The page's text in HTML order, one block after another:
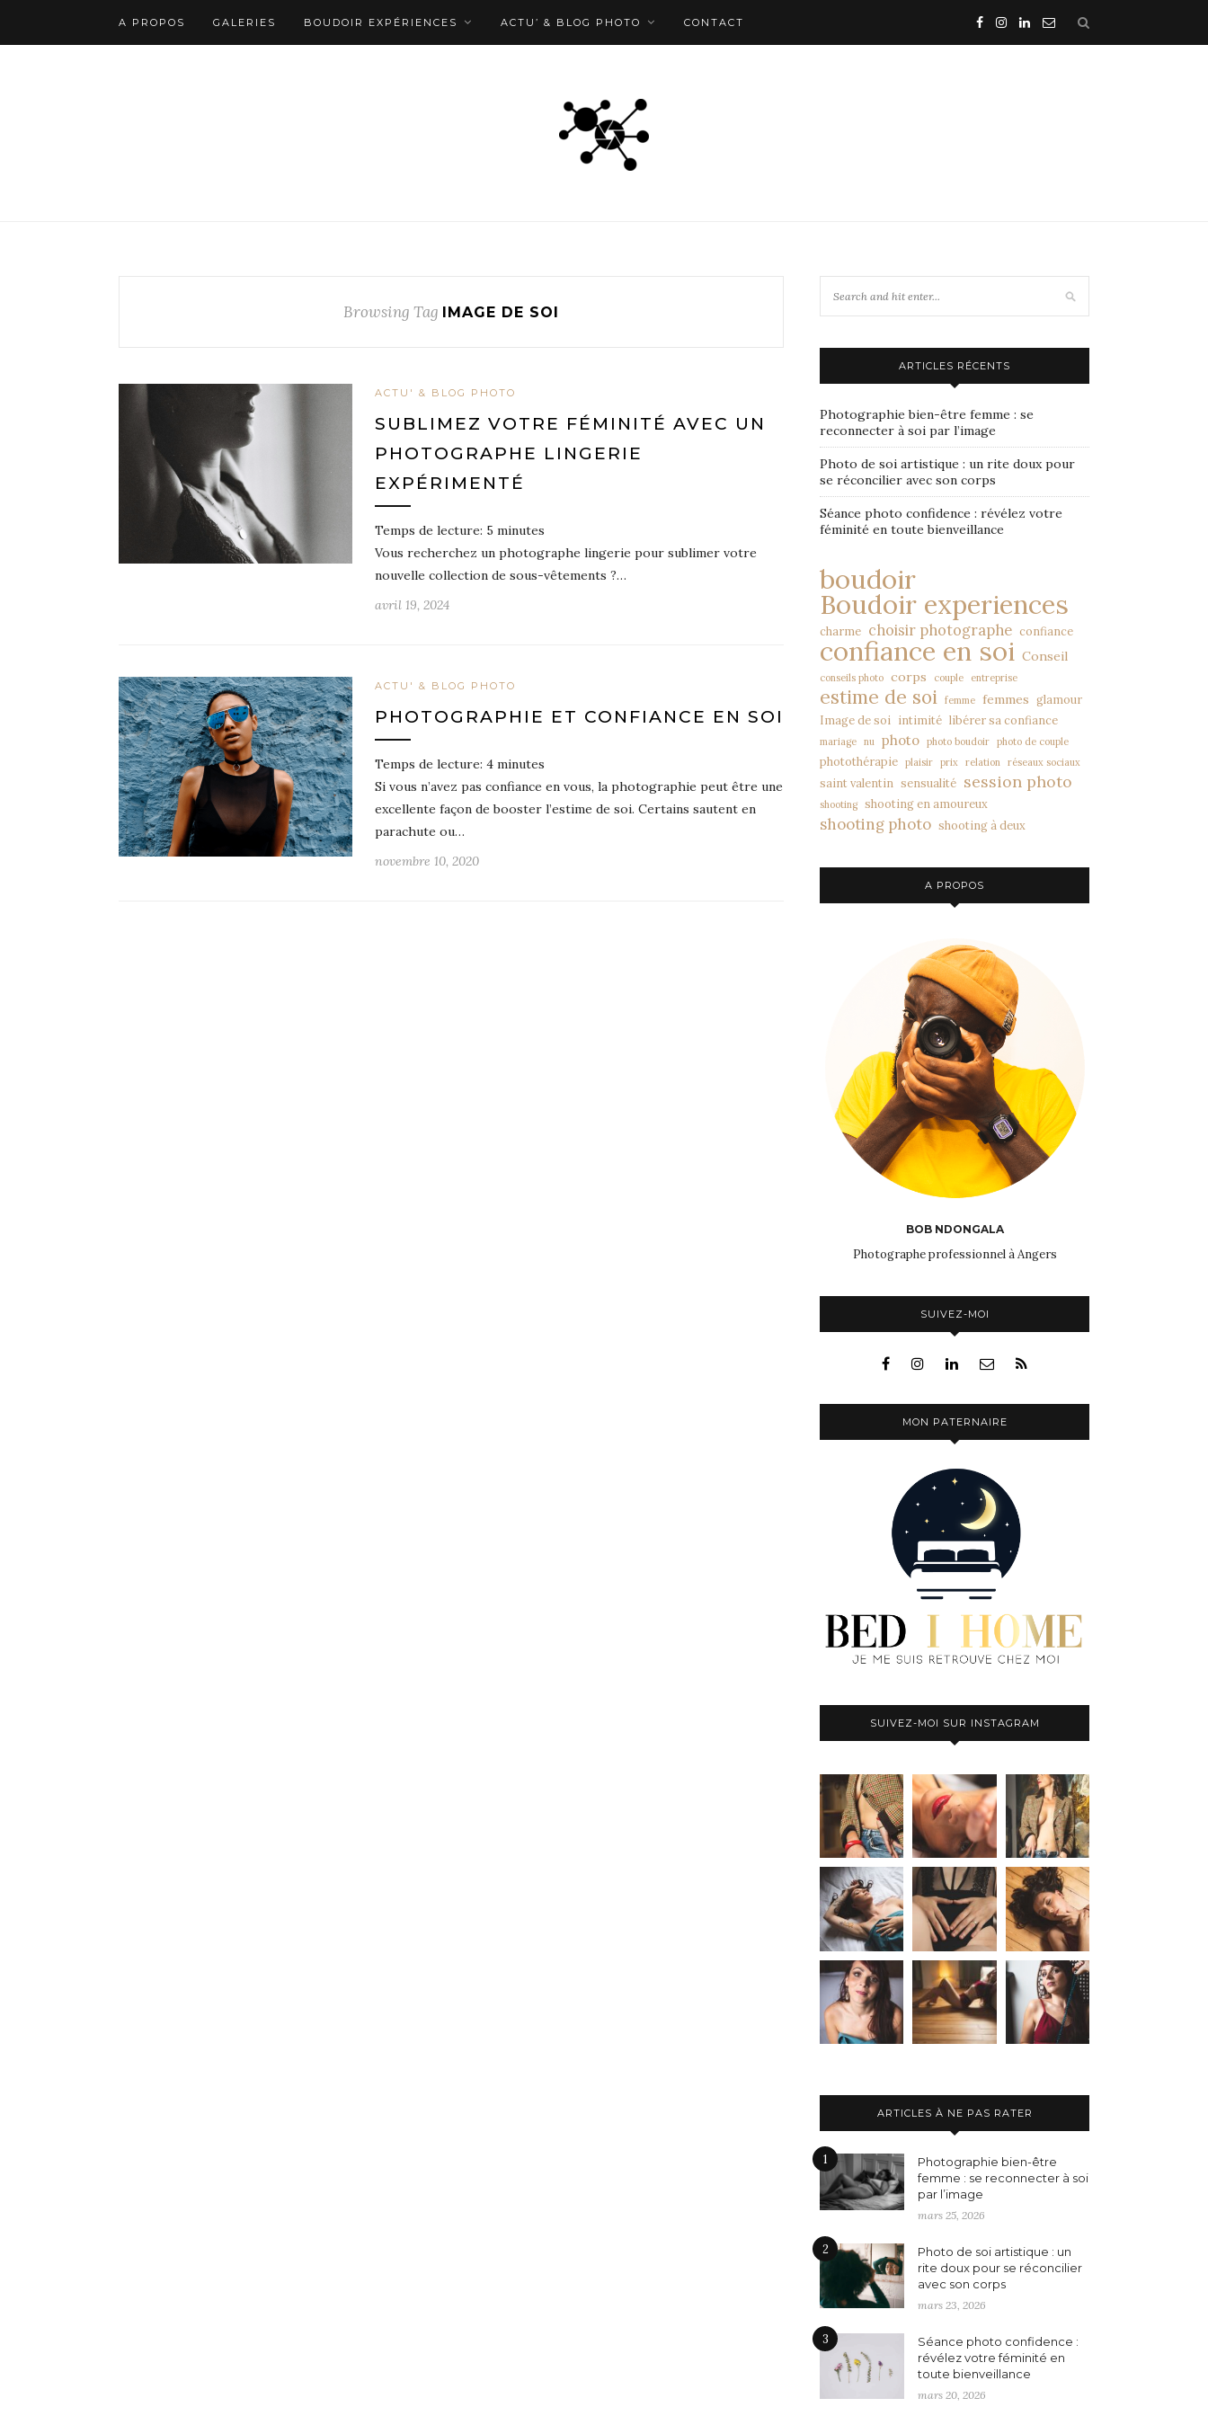
A PROPOS GALERIES BOUDOIR EXPÉRIENCES ACTU’ & BLOG PHOTO CONTACT
Browsing Tag IMAGE DE SOI
ACTU' & BLOG PHOTO
SUBLIMEZ VOTRE FÉMINITÉ AVEC UN
PHOTOGRAPHE LINGERIE
EXPÉRIMENTÉ
Temps de lecture: 5 minutes
Vous recherchez un photographe lingerie pour sublimer votre
nouvelle collection de sous-vêtements ?…
avril 19, 2024
ACTU' & BLOG PHOTO
PHOTOGRAPHIE ET CONFIANCE EN SOI
Temps de lecture: 4 minutes
Si vous n’avez pas confiance en vous, la photographie peut être une
excellente façon de booster l’estime de soi. Certains sautent en
parachute ou…
novembre 10, 2020
ARTICLES RÉCENTS
Photographie bien-être femme : se
reconnecter à soi par l’image
Photo de soi artistique : un rite doux pour
se réconcilier avec son corps
Séance photo confidence : révélez votre
féminité en toute bienveillance
boudoir
Boudoir experiences
charme choisir photographe confiance
confiance en soi Conseil
conseils photo corps couple entreprise
estime de soi femme femmes glamour
Image de soi
intimité libérer sa confiance
mariage nu photo photo boudoir photo de couple
photothérapie plaisir prix relation réseaux sociaux
saint valentin sensualité session photo
shooting shooting en amoureux
shooting photo shooting à deux
A PROPOS
BOB NDONGALA
Photographe professionnel à Angers
SUIVEZ-MOI
MON PATERNAIRE
SUIVEZ-MOI SUR INSTAGRAM
ARTICLES À NE PAS RATER
1
Photographie bien-être
femme : se reconnecter à soi
par l’image
mars 25, 2026
2
Photo de soi artistique : un
rite doux pour se réconcilier
avec son corps
mars 23, 2026
3
Séance photo confidence :
révélez votre féminité en
toute bienveillance
mars 20, 2026